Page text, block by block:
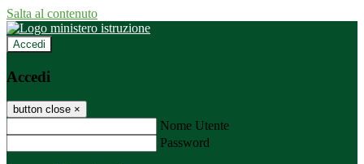
Salta al contenuto
Accedi
Accedi
button close ×
Nome Utente
Password